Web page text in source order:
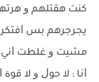
ﻛﻨﺖ ﻫﻘﺘﻠﻬﻢ ﻭ
ﻳﺠﺮﺟﺮﻫﻢ ﺑﺲ
ﻣﺸﻴﺖ ﻭ ﻏﻠﻄﺖ
ﺍﻧﺎ : ﻻ ﺣﻮﻝ ﻭ ﻻ ﻗﻮﺓ